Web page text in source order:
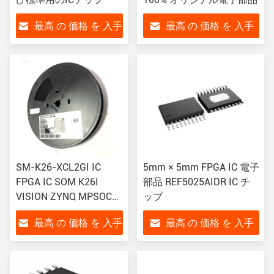
最高 の 価格 を 入手 最高 の 価格 を 入手
SM-K26-XCL2GI IC
FPGA IC SOM K26I
VISION ZYNQ MPSOC
組み込みモジュール
ARM コルテックス-A53
アーム コルテックス-
最高 の 価格 を 入手
5mm × 5mm FPGA IC 電子
部品 REF5025AIDR IC チ
ップ
最高 の 価格 を 入手